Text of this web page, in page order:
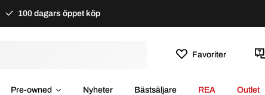
100 dagars öppet köp
Favoriter
Pre-owned Nyheter Bästsäljare REA Outlet